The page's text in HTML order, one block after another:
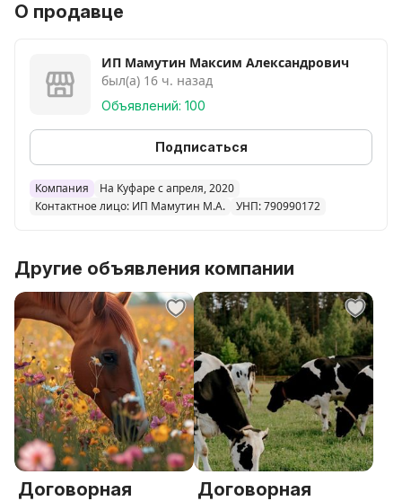
О продавце
ИП Мамутин Максим Александрович
был(а) 16 ч. назад
Объявлений: 100
Подписаться
Компания
На Куфаре с апреля, 2020
Контактное лицо: ИП Мамутин М.А.
УНП: 790990172
Другие объявления компании
Договорная Договорная